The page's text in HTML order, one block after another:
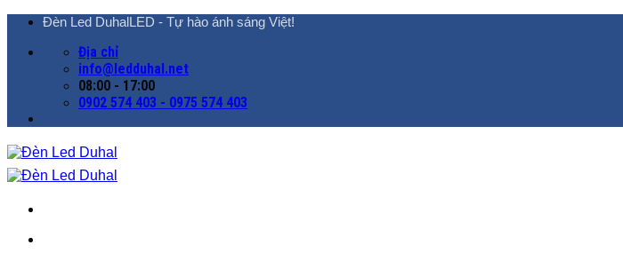
ChuyểnĐèn Led DuhalLED - Tự hào ánh sáng Việt!
Địa chỉ
info@ledduhal.net
08:00 - 17:00
0902 574 403 - 0975 574 403